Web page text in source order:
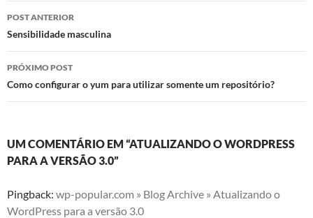
Navegação
de
posts
POST ANTERIOR
Sensibilidade masculina
PRÓXIMO POST
Como configurar o yum para utilizar somente um repositório?
UM COMENTÁRIO EM “ATUALIZANDO O WORDPRESS
PARA A VERSÃO 3.0”
Pingback: wp-popular.com » Blog Archive » Atualizando o
WordPress para a versão 3.0